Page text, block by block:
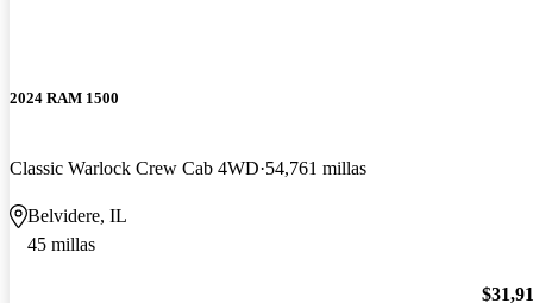
2024 RAM 1500
Classic Warlock Crew Cab 4WD 54,761 millas
Belvidere, IL
45 millas